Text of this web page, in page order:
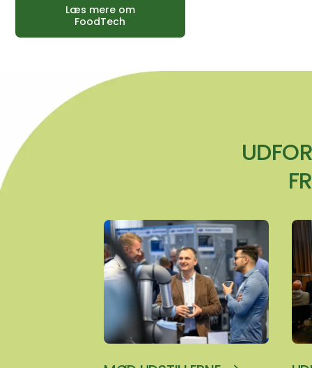
Læs mere om
FoodTech